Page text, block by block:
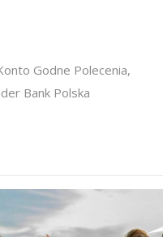
Godne Polecenia,
Bank Polska